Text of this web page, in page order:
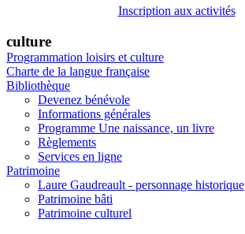
Inscription aux activités
culture
Programmation loisirs et culture
Charte de la langue française
Bibliothèque
Devenez bénévole
Informations générales
Programme Une naissance, un livre
Règlements
Services en ligne
Patrimoine
Laure Gaudreault - personnage historique
Patrimoine bâti
Patrimoine culturel